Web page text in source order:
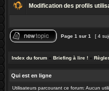
Modification des profils
Page 1 sur 1 [ 4
Index du forum » Briefing à lire ! »
Qui est en ligne
Utilisateurs parcourant ce forum: Aucun